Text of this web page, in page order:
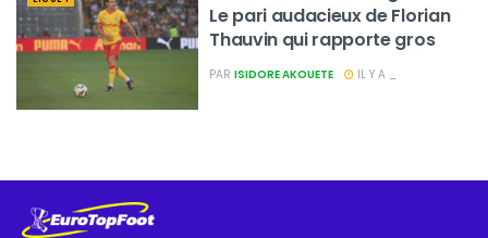
Le pari audacieux de Florian
Thauvin qui rapporte gros
PAR ISIDORE AKOUETE IL Y A _